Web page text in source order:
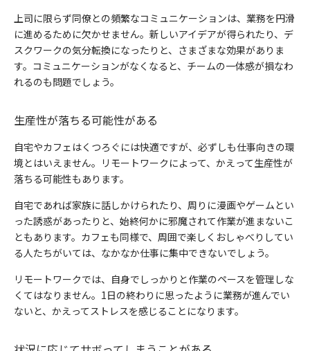
上司に限らず同僚との頻繁なコミュニケーションは、業務を円滑
に進めるために欠かせません。新しいアイデアが得られたり、デ
スクワークの気分転換になったりと、さまざまな効果がありま
す。コミュニケーションがなくなると、チームの一体感が損なわ
れるのも問題でしょう。
生産性が落ちる可能性がある
自宅やカフェはくつろぐには快適ですが、必ずしも仕事向きの環
境とはいえません。リモートワークによって、かえって生産性が
落ちる可能性もあります。
自宅であれば家族に話しかけられたり、周りに漫画やゲームとい
った誘惑があったりと、始終何かに邪魔されて作業が進まないこ
ともあります。カフェも同様で、周囲で楽しくおしゃべりしてい
る人たちがいては、なかなか仕事に集中できないでしょう。
リモートワークでは、自身でしっかりと作業のペースを管理しな
くてはなりません。1日の終わりに思ったように業務が進んでい
ないと、かえってストレスを感じることになります。